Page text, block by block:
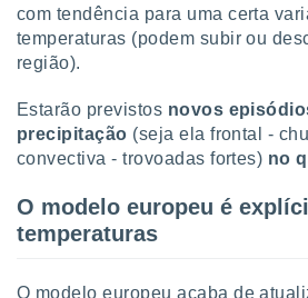
Pode
de
ao
nós e
com tendência para uma certa
temperaturas (podem subir ou
região).
Estarão previstos novos
precipitação (seja ela frontal -
convectiva - trovoadas fortes) no
O modelo europeu é
temperaturas
O modelo europeu acaba de